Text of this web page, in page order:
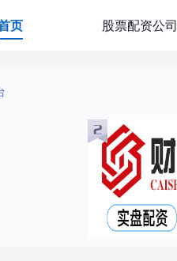
页 股票配资公司